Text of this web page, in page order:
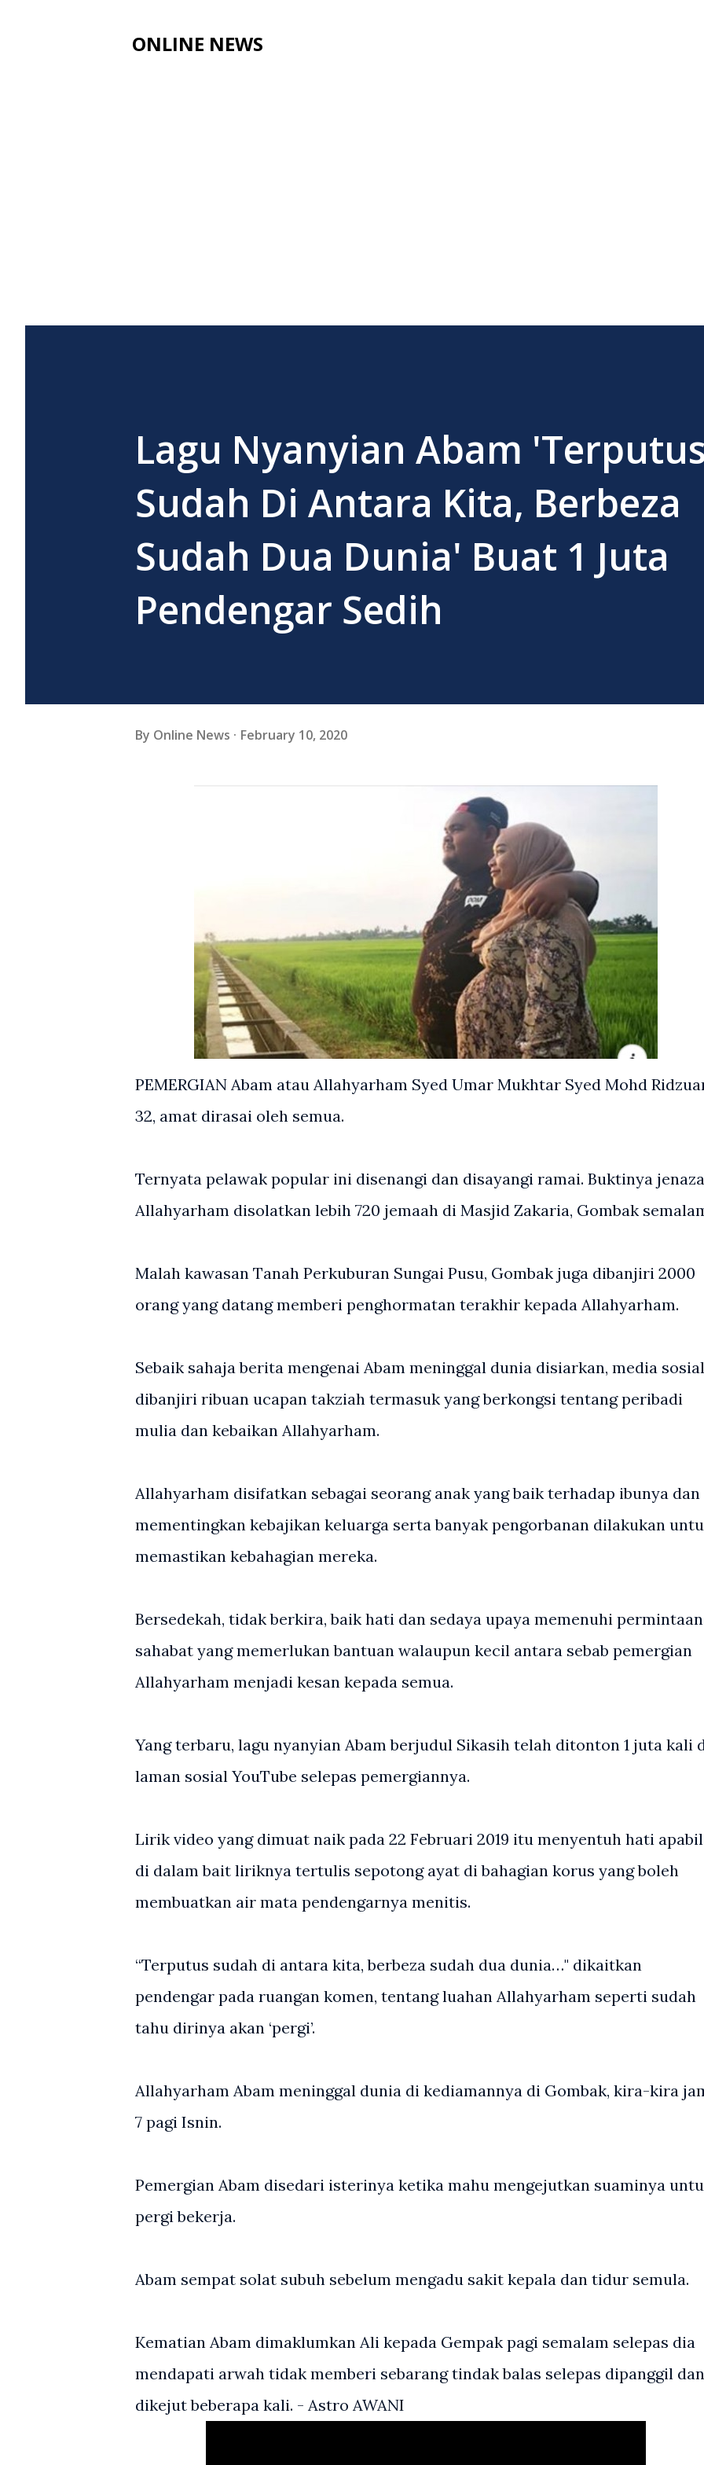
ONLINE NEWS
Lagu Nyanyian Abam
Sudah Di Antara Kita, Berbeza
Sudah Dua Dunia' Buat 1 Juta
Pendengar Sedih
By Online News February 10, 2020
PEMERGIAN Abam atau Allahyarham Syed Umar Mukhtar Syed Mohd
32, amat dirasai oleh semua.
Ternyata pelawak popular ini disenangi dan disayangi ramai. Buktinya
Allahyarham disolatkan lebih 720 jemaah di Masjid Zakaria, Gombak
Malah kawasan Tanah Perkuburan Sungai Pusu, Gombak juga dibanjiri 2000
orang yang datang memberi penghormatan terakhir kepada Allahyarham.
Sebaik sahaja berita mengenai Abam meninggal dunia disiarkan, media sosial
dibanjiri ribuan ucapan takziah termasuk yang berkongsi tentang peribadi
mulia dan kebaikan Allahyarham.
Allahyarham disifatkan sebagai seorang anak yang baik terhadap ibunya dan
mementingkan kebajikan keluarga serta banyak pengorbanan dilakukan
memastikan kebahagian mereka.
Bersedekah, tidak berkira, baik hati dan sedaya upaya memenuhi permintaan
sahabat yang memerlukan bantuan walaupun kecil antara sebab pemergian
Allahyarham menjadi kesan kepada semua.
Yang terbaru, lagu nyanyian Abam berjudul Sikasih telah ditonton 1 juta kali
laman sosial YouTube selepas pemergiannya.
Lirik video yang dimuat naik pada 22 Februari 2019 itu menyentuh hati
di dalam bait liriknya tertulis sepotong ayat di bahagian korus yang boleh
membuatkan air mata pendengarnya menitis.
“Terputus sudah di antara kita, berbeza sudah dua dunia…" dikaitkan
pendengar pada ruangan komen, tentang luahan Allahyarham seperti sudah
tahu dirinya akan ‘pergi’.
Allahyarham Abam meninggal dunia di kediamannya di Gombak, kira-kira
7 pagi Isnin.
Pemergian Abam disedari isterinya ketika mahu mengejutkan suaminya
pergi bekerja.
Abam sempat solat subuh sebelum mengadu sakit kepala dan tidur semula.
Kematian Abam dimaklumkan Ali kepada Gempak pagi semalam selepas dia
mendapati arwah tidak memberi sebarang tindak balas selepas dipanggil dan
dikejut beberapa kali. - Astro AWANI